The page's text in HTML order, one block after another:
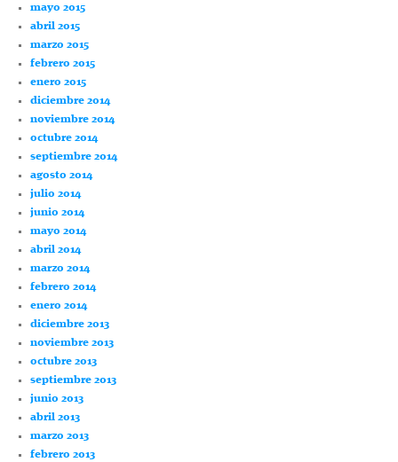
mayo 2015
abril 2015
marzo 2015
febrero 2015
enero 2015
diciembre 2014
noviembre 2014
octubre 2014
septiembre 2014
agosto 2014
julio 2014
junio 2014
mayo 2014
abril 2014
marzo 2014
febrero 2014
enero 2014
diciembre 2013
noviembre 2013
octubre 2013
septiembre 2013
junio 2013
abril 2013
marzo 2013
febrero 2013